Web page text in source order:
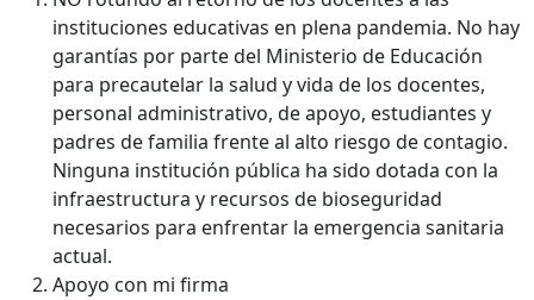
instituciones educativas en plena pandemia. No hay
garantías por parte del Ministerio de Educación
para precautelar la salud y vida de los docentes,
personal administrativo, de apoyo, estudiantes y
padres de familia frente al alto riesgo de contagio.
Ninguna institución pública ha sido dotada con la
infraestructura y recursos de bioseguridad
necesarios para enfrentar la emergencia sanitaria
actual.
Apoyo con mi firma